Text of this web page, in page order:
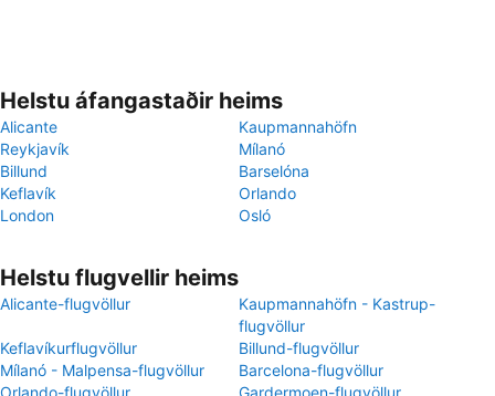
Helstu áfangastaðir heims
Alicante
Kaupmannahöfn
Reykjavík
Mílanó
Billund
Barselóna
Keflavík
Orlando
London
Osló
Helstu flugvellir heims
Alicante-flugvöllur
Kaupmannahöfn - Kastrup-
flugvöllur
Keflavíkurflugvöllur
Billund-flugvöllur
Mílanó - Malpensa-flugvöllur
Barcelona-flugvöllur
Orlando-flugvöllur
Gardermoen-flugvöllur